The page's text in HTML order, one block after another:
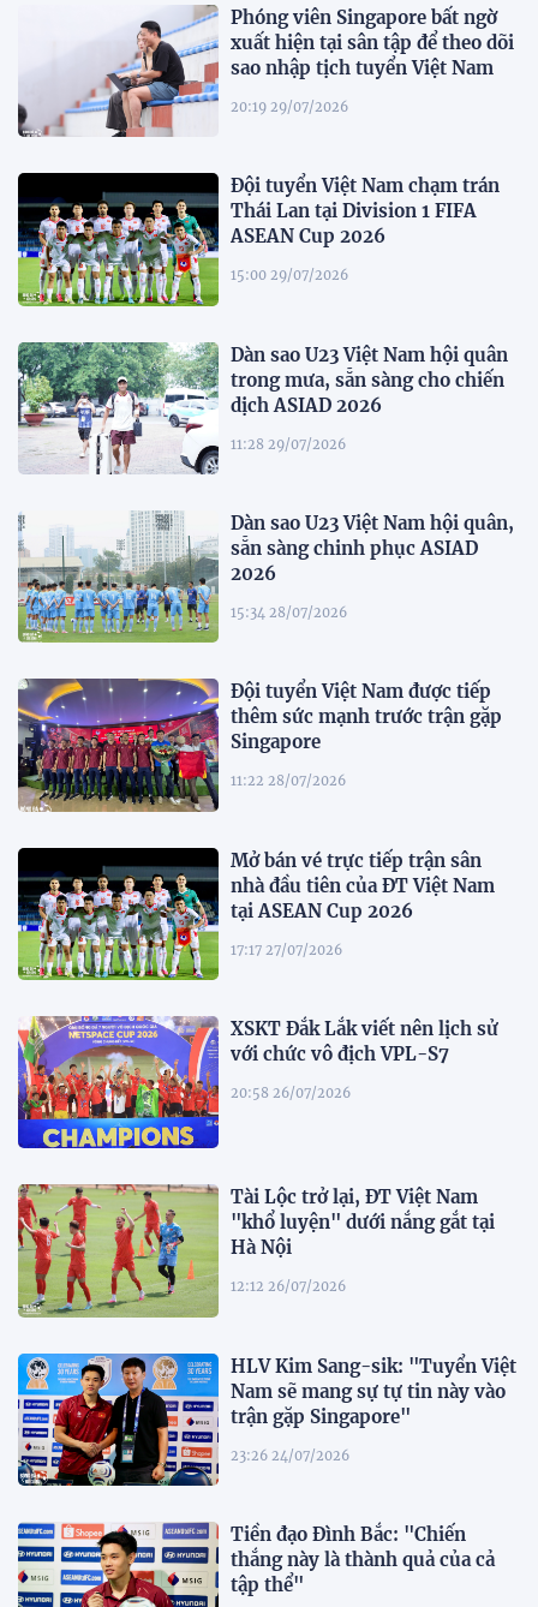
Phóng viên Singapore bất ngờ
xuất hiện tại sân tập để theo dõi
sao nhập tịch tuyển Việt Nam
20:19 29/07/2026
Đội tuyển Việt Nam chạm trán
Thái Lan tại Division 1 FIFA
ASEAN Cup 2026
15:00 29/07/2026
Dàn sao U23 Việt Nam hội quân
trong mưa, sẵn sàng cho chiến
dịch ASIAD 2026
11:28 29/07/2026
Dàn sao U23 Việt Nam hội quân,
sẵn sàng chinh phục ASIAD
2026
15:34 28/07/2026
Đội tuyển Việt Nam được tiếp
thêm sức mạnh trước trận gặp
Singapore
11:22 28/07/2026
Mở bán vé trực tiếp trận sân
nhà đầu tiên của ĐT Việt Nam
tại ASEAN Cup 2026
17:17 27/07/2026
XSKT Đắk Lắk viết nên lịch sử
với chức vô địch VPL-S7
20:58 26/07/2026
Tài Lộc trở lại, ĐT Việt Nam
"khổ luyện" dưới nắng gắt tại
Hà Nội
12:12 26/07/2026
HLV Kim Sang-sik: "Tuyển Việt
Nam sẽ mang sự tự tin này vào
trận gặp Singapore"
23:26 24/07/2026
Tiền đạo Đình Bắc: "Chiến
thắng này là thành quả của cả
tập thể"